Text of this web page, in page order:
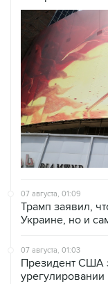
07 августа, 01:09
Трамп заявил,
Украине, но и
07 августа, 01:03
Президент США
урегулировании